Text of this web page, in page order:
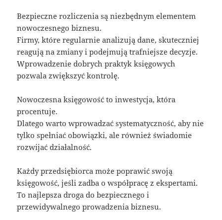
Bezpieczne rozliczenia są niezbędnym elementem
nowoczesnego biznesu.
Firmy, które regularnie analizują dane, skuteczniej
reagują na zmiany i podejmują trafniejsze decyzje.
Wprowadzenie dobrych praktyk księgowych
pozwala zwiększyć kontrolę.
Nowoczesna księgowość to inwestycja, która
procentuje.
Dlatego warto wprowadzać systematyczność, aby nie
tylko spełniać obowiązki, ale również świadomie
rozwijać działalność.
Każdy przedsiębiorca może poprawić swoją
księgowość, jeśli zadba o współpracę z ekspertami.
To najlepsza droga do bezpiecznego i
przewidywalnego prowadzenia biznesu.